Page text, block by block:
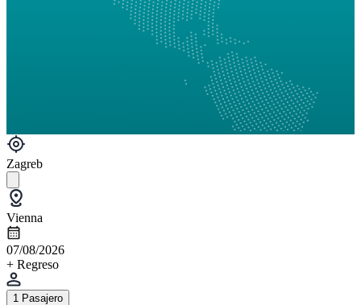
Zagreb
Vienna
07/08/2026
+ Regreso
1 Pasajero